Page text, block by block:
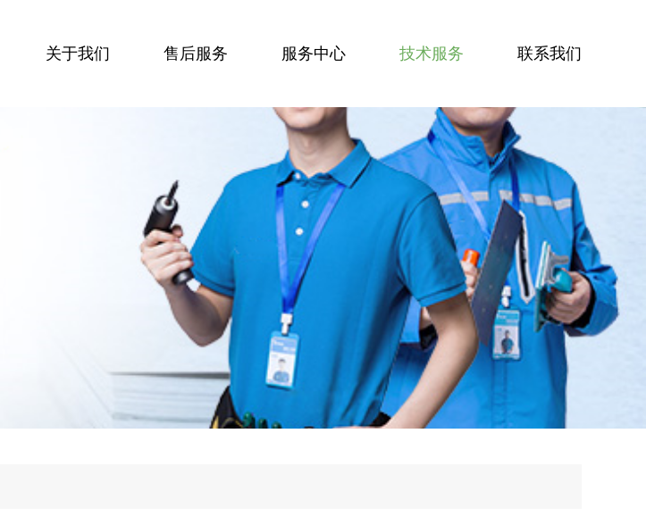
关于我们 售后服务 服务中心 技术服务 联系我们